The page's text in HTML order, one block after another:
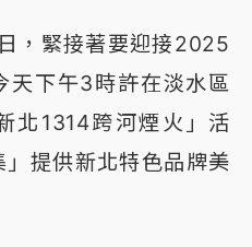
，緊接著要迎接2025
天下午3時許在淡水區
北1314跨河煙火」活
提供新北特色品牌美